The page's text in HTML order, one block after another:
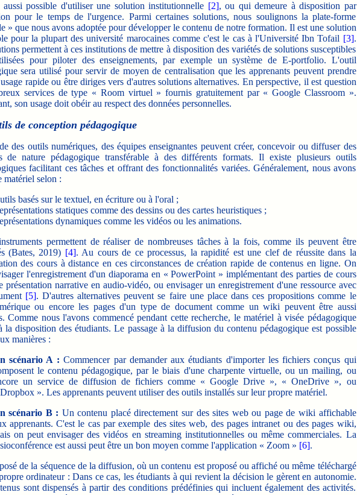
possible d'utiliser une solution institutionnelle [2], ou qui demeure à disposition par
pour le temps de l'urgence. Parmi certaines solutions, nous soulignons la plate-forme
» que nous avons adoptée pour développer le contenu de notre formation. Il est une solution
pour la plupart des université marocaines comme c'est le cas à l'Université Ibn Tofail [3].
permettent à ces institutions de mettre à disposition des variétés de solutions susceptibles
pour piloter des enseignements, par exemple un système de E-portfolio. L'outil
sera utilisé pour servir de moyen de centralisation que les apprenants peuvent prendre
rapide ou être diriges vers d'autres solutions alternatives. En perspective, il est question
services de type « Room virtuel » fournis gratuitement par « Google Classroom ».
son usage doit obéir au respect des données personnelles.
de conception pédagogique
des outils numériques, des équipes enseignantes peuvent créer, concevoir ou diffuser des
de nature pédagogique transférable à des différents formats. Il existe plusieurs outils
facilitant ces tâches et offrant des fonctionnalités variées. Généralement, nous avons
matériel selon :
basés sur le textuel, en écriture ou à l'oral ;
statiques comme des dessins ou des cartes heuristiques ;
dynamiques comme les vidéos ou les animations.
permettent de réaliser de nombreuses tâches à la fois, comme ils peuvent être
(Bates, 2019) [4]. Au cours de ce processus, la rapidité est une clef de réussite dans la
des cours à distance en ces circonstances de création rapide de contenus en ligne. On
l'enregistrement d'un diaporama en « PowerPoint » implémentant des parties de cours
présentation narrative en audio-vidéo, ou envisager un enregistrement d'une ressource avec
[5]. D'autres alternatives peuvent se faire une place dans ces propositions comme le
ou encore les pages d'un type de document comme un wiki peuvent être aussi
Comme nous l'avons commencé pendant cette recherche, le matériel à visée pédagogique
la disposition des étudiants. Le passage à la diffusion du contenu pédagogique est possible
manières :
scénario A : Commencer par demander aux étudiants d'importer les fichiers conçus qui
le contenu pédagogique, par le biais d'une charpente virtuelle, ou un mailing, ou
un service de diffusion de fichiers comme « Google Drive », « OneDrive », ou
». Les apprenants peuvent utiliser des outils installés sur leur propre matériel.
scénario B : Un contenu placé directement sur des sites web ou page de wiki affichable
apprenants. C'est le cas par exemple des sites web, des pages intranet ou des pages wiki,
on peut envisager des vidéos en streaming institutionnelles ou même commerciales. La
est aussi peut être un bon moyen comme l'application « Zoom » [6].
de la séquence de la diffusion, où un contenu est proposé ou affiché ou même téléchargé
ordinateur : Dans ce cas, les étudiants à qui revient la décision le gèrent en autonomie.
sont dispensés à partir des conditions prédéfinies qui incluent également des activités.